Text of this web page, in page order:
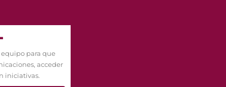
para que
acceder
iniciativas.